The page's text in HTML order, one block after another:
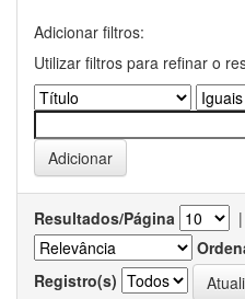
Adicionar filtros:
Utilizar filtros para refinar o
Resultados/Página |
Registro(s)